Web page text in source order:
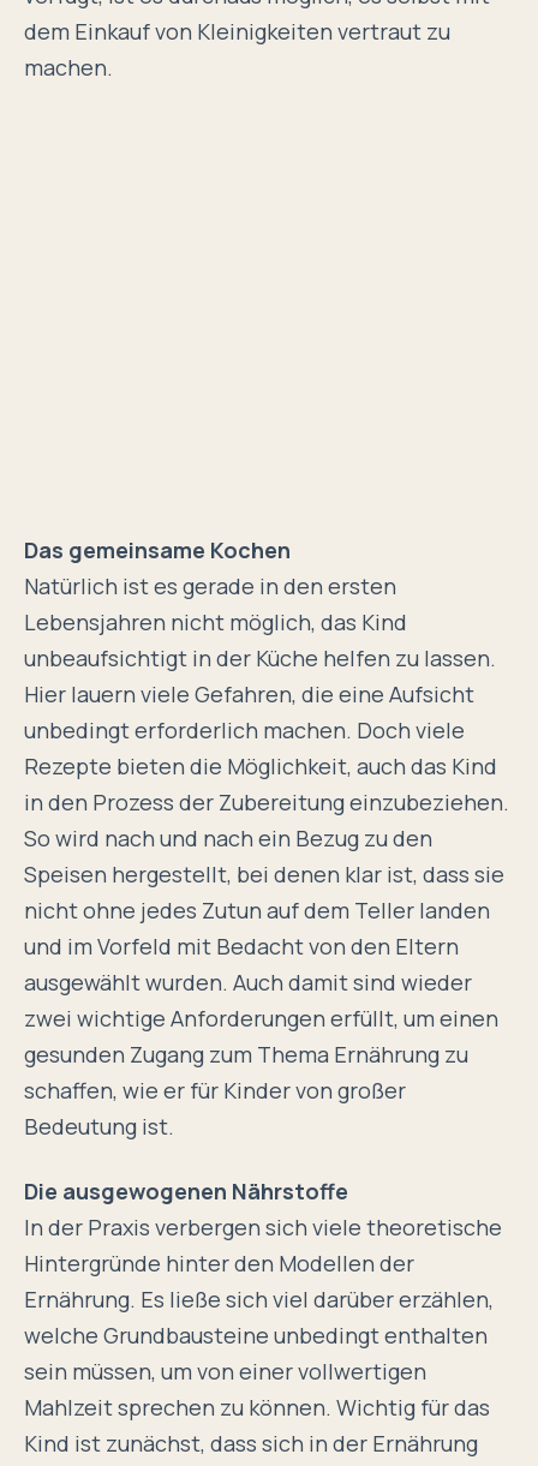
dem Einkauf von Kleinigkeiten vertraut zu
machen.
Das gemeinsame Kochen
Natürlich ist es gerade in den ersten
Lebensjahren nicht möglich, das Kind
unbeaufsichtigt in der Küche helfen zu lassen.
Hier lauern viele Gefahren, die eine Aufsicht
unbedingt erforderlich machen. Doch viele
Rezepte bieten die Möglichkeit, auch das Kind
in den Prozess der Zubereitung einzubeziehen.
So wird nach und nach ein Bezug zu den
Speisen hergestellt, bei denen klar ist, dass sie
nicht ohne jedes Zutun auf dem Teller landen
und im Vorfeld mit Bedacht von den Eltern
ausgewählt wurden. Auch damit sind wieder
zwei wichtige Anforderungen erfüllt, um einen
gesunden Zugang zum Thema Ernährung zu
schaffen, wie er für Kinder von großer
Bedeutung ist.
Die ausgewogenen Nährstoffe
In der Praxis verbergen sich viele theoretische
Hintergründe hinter den Modellen der
Ernährung. Es ließe sich viel darüber erzählen,
welche Grundbausteine unbedingt enthalten
sein müssen, um von einer vollwertigen
Mahlzeit sprechen zu können. Wichtig für das
Kind ist zunächst, dass sich in der Ernährung